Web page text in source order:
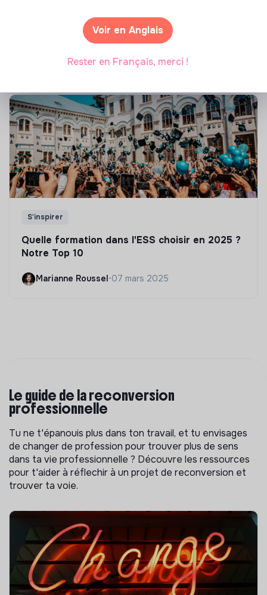
énergétique des bâtiments
S'inspirer
Quelle formation dans l'ESS choisir en 2025 ?
Notre Top 10
Marianne Roussel•07 mars 2025
Le guide de la reconversion
professionnelle
Tu ne t'épanouis plus dans ton travail, et tu envisages
de changer de profession pour trouver plus de sens
dans ta vie professionnelle ? Découvre les ressources
pour t'aider à réflechir à un projet de reconversion et
trouver ta voie.
Voir en Anglais
Rester en Français, merci !